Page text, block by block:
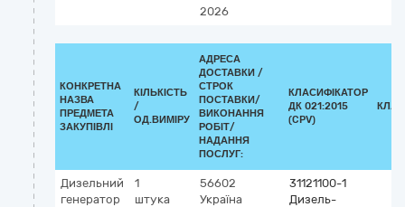
2026
КОНКРЕТНА
НАЗВА
ПРЕДМЕТА
ЗАКУПІВЛІ
КІЛЬКІСТЬ
/
ОД.ВИМІРУ
АДРЕСА
ДОСТАВКИ /
СТРОК
ПОСТАВКИ/
ВИКОНАННЯ
РОБІТ/
НАДАННЯ
ПОСЛУГ:
КЛАСИФІКАТОР
ДК 021:2015
(CPV)
Дизельний
генератор
1
штука
56602
Україна
31121100-1
Дизель-